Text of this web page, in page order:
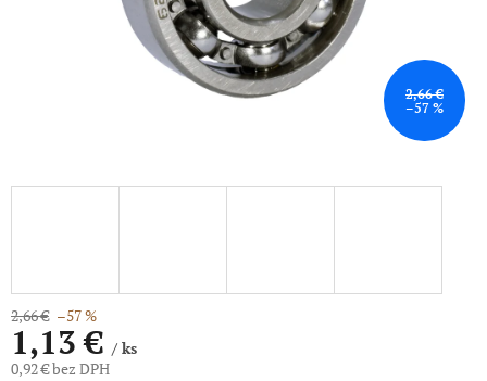
2,66 €
–57 %
2,66 € –57 %
1,13 €/ ks
0,92 € bez DPH